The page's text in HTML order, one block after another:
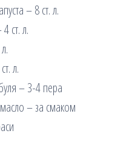
– 8 ст. л.
ст. л.
л.
– 3-4 пера
– за смаком